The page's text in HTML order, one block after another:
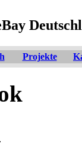
Projekte